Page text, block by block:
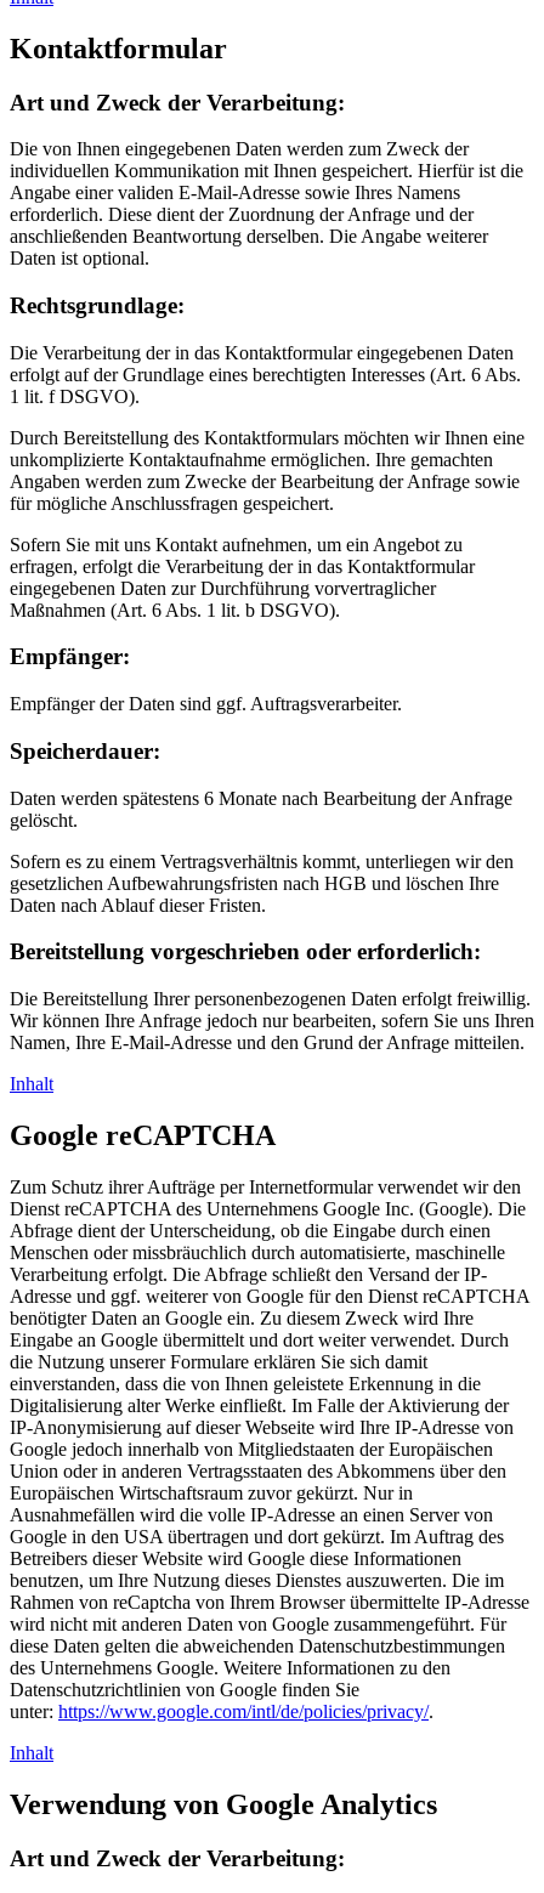
Kontaktformular
Art und Zweck der Verarbeitung:
Die von Ihnen eingegebenen Daten werden zum Zweck der
individuellen Kommunikation mit Ihnen gespeichert. Hierfür ist die
Angabe einer validen E-Mail-Adresse sowie Ihres Namens
erforderlich. Diese dient der Zuordnung der Anfrage und der
anschließenden Beantwortung derselben. Die Angabe weiterer
Daten ist optional.
Rechtsgrundlage:
Die Verarbeitung der in das Kontaktformular eingegebenen Daten
erfolgt auf der Grundlage eines berechtigten Interesses (Art. 6 Abs.
1 lit. f DSGVO).
Durch Bereitstellung des Kontaktformulars möchten wir Ihnen eine
unkomplizierte Kontaktaufnahme ermöglichen. Ihre gemachten
Angaben werden zum Zwecke der Bearbeitung der Anfrage sowie
für mögliche Anschlussfragen gespeichert.
Sofern Sie mit uns Kontakt aufnehmen, um ein Angebot zu
erfragen, erfolgt die Verarbeitung der in das Kontaktformular
eingegebenen Daten zur Durchführung vorvertraglicher
Maßnahmen (Art. 6 Abs. 1 lit. b DSGVO).
Empfänger:
Empfänger der Daten sind ggf. Auftragsverarbeiter.
Speicherdauer:
Daten werden spätestens 6 Monate nach Bearbeitung der Anfrage
gelöscht.
Sofern es zu einem Vertragsverhältnis kommt, unterliegen wir den
gesetzlichen Aufbewahrungsfristen nach HGB und löschen Ihre
Daten nach Ablauf dieser Fristen.
Bereitstellung vorgeschrieben oder erforderlich:
Die Bereitstellung Ihrer personenbezogenen Daten erfolgt freiwillig.
Wir können Ihre Anfrage jedoch nur bearbeiten, sofern Sie uns Ihren
Namen, Ihre E-Mail-Adresse und den Grund der Anfrage mitteilen.
Inhalt
Google reCAPTCHA
Zum Schutz ihrer Aufträge per Internetformular verwendet wir den
Dienst reCAPTCHA des Unternehmens Google Inc. (Google). Die
Abfrage dient der Unterscheidung, ob die Eingabe durch einen
Menschen oder missbräuchlich durch automatisierte, maschinelle
Verarbeitung erfolgt. Die Abfrage schließt den Versand der IP-
Adresse und ggf. weiterer von Google für den Dienst reCAPTCHA
benötigter Daten an Google ein. Zu diesem Zweck wird Ihre
Eingabe an Google übermittelt und dort weiter verwendet. Durch
die Nutzung unserer Formulare erklären Sie sich damit
einverstanden, dass die von Ihnen geleistete Erkennung in die
Digitalisierung alter Werke einfließt. Im Falle der Aktivierung der
IP-Anonymisierung auf dieser Webseite wird Ihre IP-Adresse von
Google jedoch innerhalb von Mitgliedstaaten der Europäischen
Union oder in anderen Vertragsstaaten des Abkommens über den
Europäischen Wirtschaftsraum zuvor gekürzt. Nur in
Ausnahmefällen wird die volle IP-Adresse an einen Server von
Google in den USA übertragen und dort gekürzt. Im Auftrag des
Betreibers dieser Website wird Google diese Informationen
benutzen, um Ihre Nutzung dieses Dienstes auszuwerten. Die im
Rahmen von reCaptcha von Ihrem Browser übermittelte IP-Adresse
wird nicht mit anderen Daten von Google zusammengeführt. Für
diese Daten gelten die abweichenden Datenschutzbestimmungen
des Unternehmens Google. Weitere Informationen zu den
Datenschutzrichtlinien von Google finden Sie
unter: https://www.google.com/intl/de/policies/privacy/.
Inhalt
Verwendung von Google Analytics
Art und Zweck der Verarbeitung: